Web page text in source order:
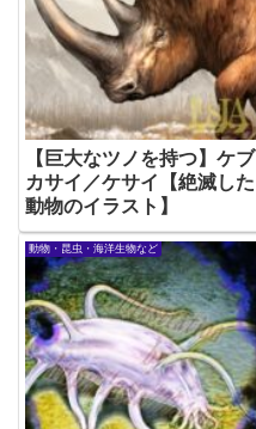
【巨大なツノを持つ】ケブ
カサイ／ケサイ【絶滅した
動物のイラスト】
動物・昆虫・海洋生物など